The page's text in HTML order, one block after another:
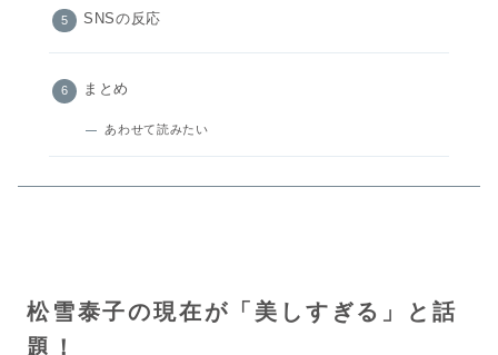
SNSの反応
まとめ
あわせて読みたい
松雪泰子の現在が「美しすぎる」と話
題！